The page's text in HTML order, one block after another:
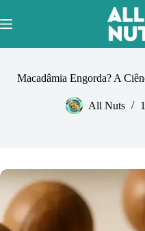
para
o
Macadâmia Engorda? A
All Nuts